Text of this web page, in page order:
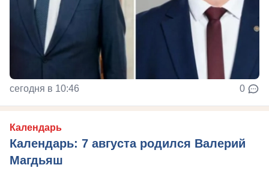
сегодня в 10:46 0
Календарь
Календарь: 7 августа родился Валерий
Магдьяш